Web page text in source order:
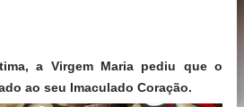
a Virgem Maria pediu que o
ao seu Imaculado Coração.